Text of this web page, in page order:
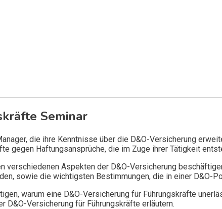
Seminar
die ihre Kenntnisse über die D&O-Versicherung
gegen Haftungsansprüche, die im Zuge ihrer Tätigkeit
verschiedenen Aspekten der D&O-Versicherung
sowie die wichtigsten Bestimmungen, die in einer D&O-
warum eine D&O-Versicherung für Führungskräfte
Versicherung für Führungskräfte erläutern.